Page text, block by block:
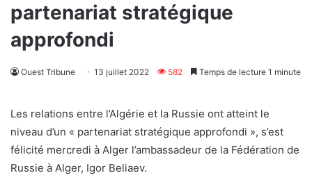
partenariat stratégique
approfondi
Ouest Tribune 13 juillet 2022 582 Temps de lecture 1 minute
Les relations entre l’Algérie et la Russie ont atteint le
niveau d’un « partenariat stratégique approfondi », s’est
félicité mercredi à Alger l’ambassadeur de la Fédération de
Russie à Alger, Igor Beliaev.